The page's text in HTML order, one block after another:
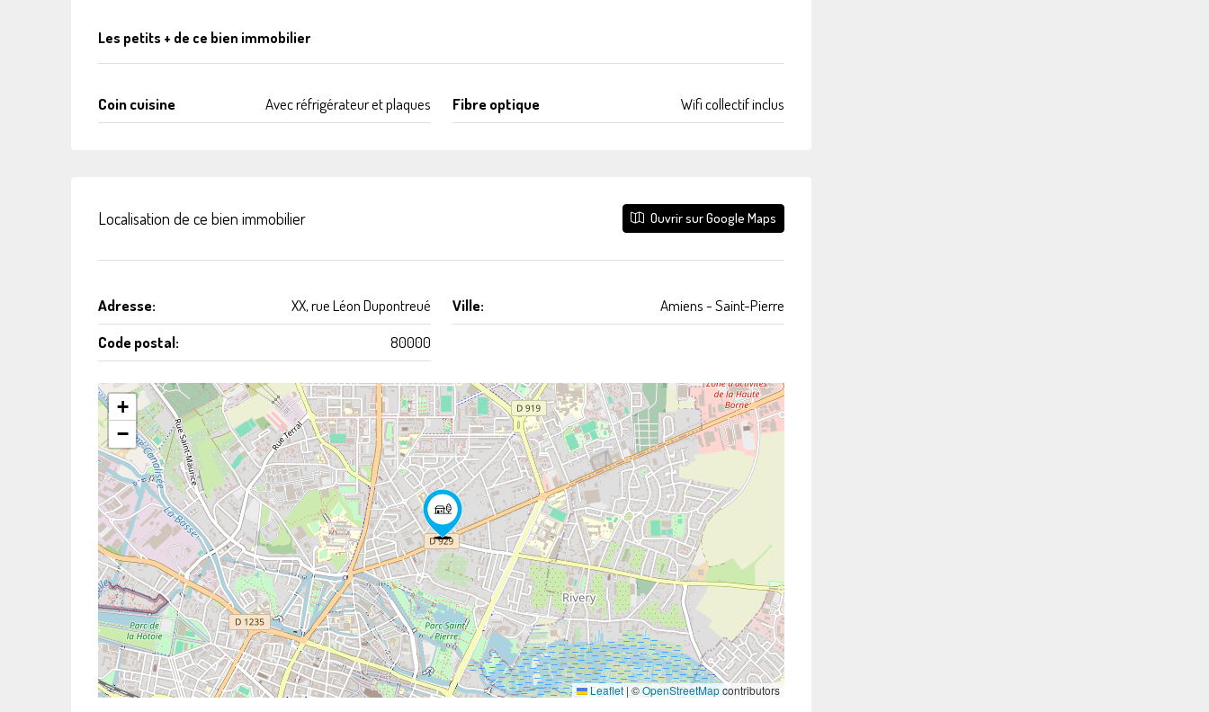
Les petits + de ce bien immobilier
Coin cuisine Avec réfrigérateur et plaques Fibre optique Wifi collectif inclus
Localisation de ce bien immobilier Ouvrir sur Google Maps
Adresse: XX, rue Léon Dupontreué Ville:
Amiens - Saint-Pierre
Code postal:
80000
+
−
Leaflet|©OpenStreetMapcontributors